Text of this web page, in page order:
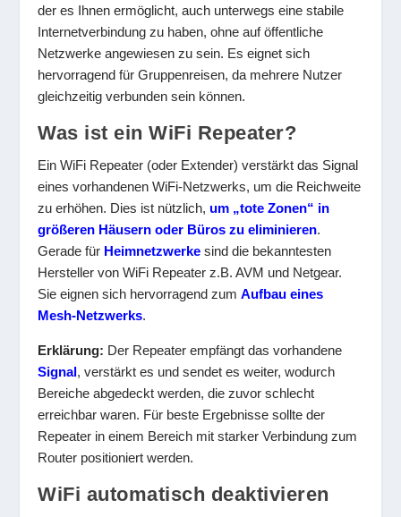
der es Ihnen ermöglicht, auch unterwegs eine stabile
Internetverbindung zu haben, ohne auf öffentliche
Netzwerke angewiesen zu sein. Es eignet sich
hervorragend für Gruppenreisen, da mehrere Nutzer
gleichzeitig verbunden sein können.
Was ist ein WiFi Repeater?
Ein WiFi Repeater (oder Extender) verstärkt das Signal
eines vorhandenen WiFi-Netzwerks, um die Reichweite
zu erhöhen. Dies ist nützlich, um „tote Zonen“ in
größeren Häusern oder Büros zu eliminieren.
Gerade für Heimnetzwerke sind die bekanntesten
Hersteller von WiFi Repeater z.B. AVM und Netgear.
Sie eignen sich hervorragend zumAufbau eines
Mesh-Netzwerks.
Erklärung: Der Repeater empfängt das vorhandene
Signal, verstärkt es und sendet es weiter, wodurch
Bereiche abgedeckt werden, die zuvor schlecht
erreichbar waren. Für beste Ergebnisse sollte der
Repeater in einem Bereich mit starker Verbindung zum
Router positioniert werden.
WiFi automatisch deaktivieren